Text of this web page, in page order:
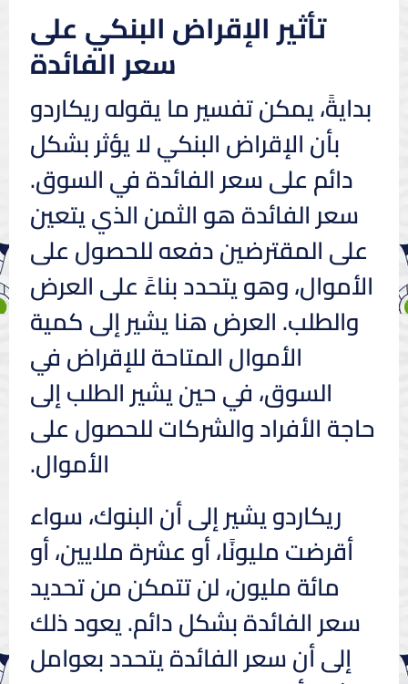
تأثير الإقراض البنكي على
سعر الفائدة
بدايةً، يمكن تفسير ما يقوله ريكاردو
بأن الإقراض البنكي لا يؤثر بشكل
دائم على سعر الفائدة في السوق.
سعر الفائدة هو الثمن الذي يتعين
على المقترضين دفعه للحصول على
الأموال، وهو يتحدد بناءً على العرض
والطلب. العرض هنا يشير إلى كمية
الأموال المتاحة للإقراض في
السوق، في حين يشير الطلب إلى
حاجة الأفراد والشركات للحصول على
الأموال.
ريكاردو يشير إلى أن البنوك، سواء
أقرضت مليونًا، أو عشرة ملايين، أو
مائة مليون، لن تتمكن من تحديد
سعر الفائدة بشكل دائم. يعود ذلك
إلى أن سعر الفائدة يتحدد بعوامل